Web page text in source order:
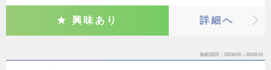
興味あり 詳細へ
掲載期間 26/08/06～26/08/19